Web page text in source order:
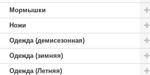
Мормышки
Ножи
Одежда (демисезонная)
Одежда (зимняя)
Одежда (Летняя)